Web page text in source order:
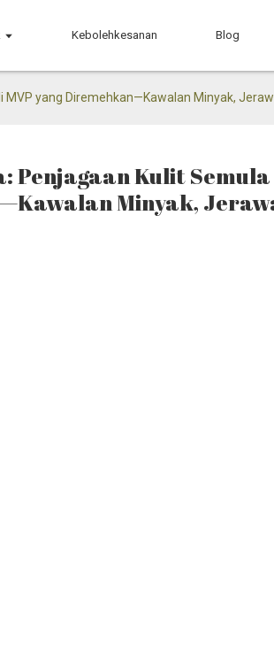
Kebolehkesanan Blog
MVP yang Diremehkan—Kawalan Minyak,
Penjagaan Kulit
Minyak,